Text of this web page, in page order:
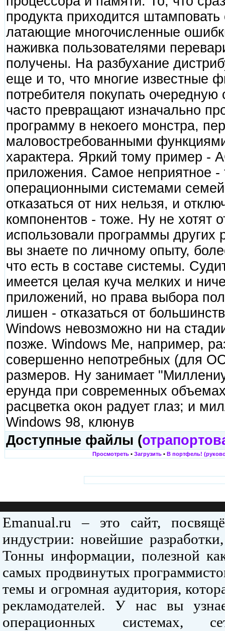
продукта приходится штамповать
латающие многочисленные
наживка пользователями
получены. На разбухание
еще и то, что многие известные
потребителя покупать
часто превращают изначально
программу в некоего монстра,
маловостребованными
характера. Яркий тому пример -
приложения. Самое неприятное -
операционными системами
отказаться от них нельзя, и
компонентов - тоже. Ну не хотят
использовали программы других
вы знаете по личному опыту,
что есть в составе системы.
имеется целая куча мелких и
приложений, но права выбора
лишен - отказаться от
Windows невозможно ни на
позже. Windows Me, например,
совершенно непотребных (для ОС
размеров. Ну занимает
ерунда при современных
расцветка окон радует глаз; и
Windows 98, клюнув
Доступные файлы (
Просмотреть • Загрузить • В портфель!
Emanual.ru – это сайт,
индустрии: новейшие
Тонны информации, полезной
самых продвинутых
темы и огромная аудитория,
рекламодателей. У нас вы
операционных системах,